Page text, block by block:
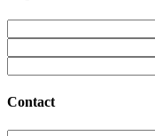
Contact